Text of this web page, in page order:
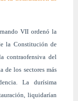
VII ordenó la
la Constitución de
contraofensiva del
de los sectores más
La durísima
liquidarían